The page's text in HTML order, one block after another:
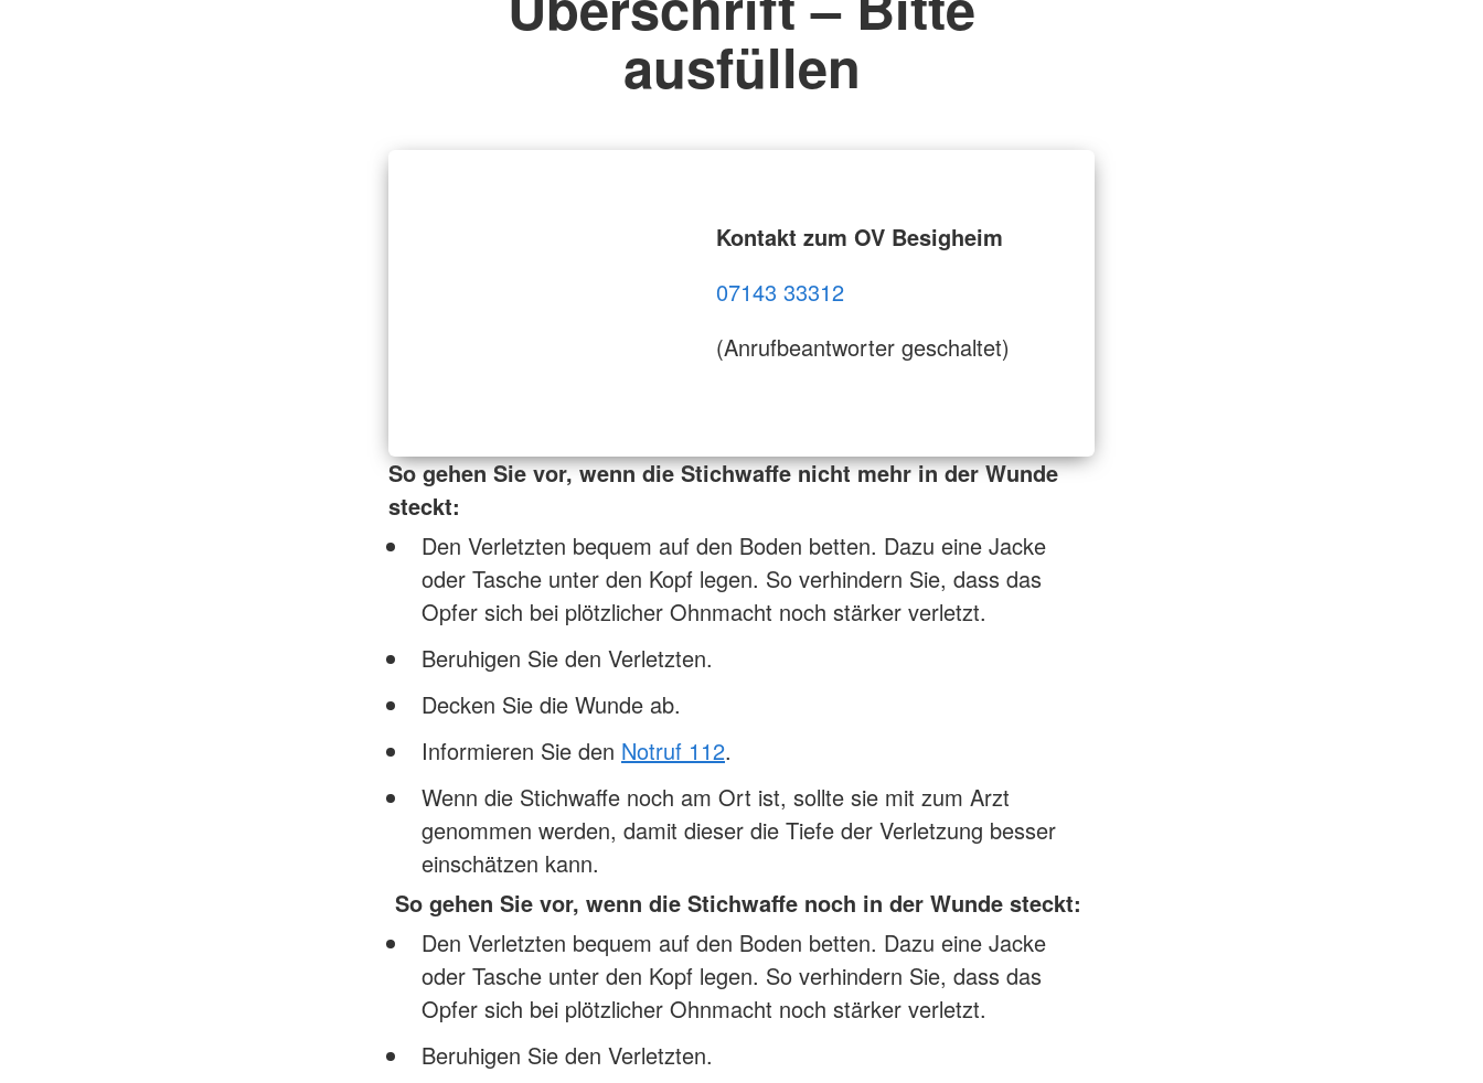
ausfüllen
Kontakt zum OV Besigheim
07143 33312
(Anrufbeantworter geschaltet)
So gehen Sie vor, wenn die Stichwaffe nicht mehr in der Wunde
steckt:
Den Verletzten bequem auf den Boden betten. Dazu eine Jacke
oder Tasche unter den Kopf legen. So verhindern Sie, dass das
Opfer sich bei plötzlicher Ohnmacht noch stärker verletzt.
Beruhigen Sie den Verletzten.
Decken Sie die Wunde ab.
Informieren Sie den Notruf 112.
Wenn die Stichwaffe noch am Ort ist, sollte sie mit zum Arzt
genommen werden, damit dieser die Tiefe der Verletzung besser
einschätzen kann.
So gehen Sie vor, wenn die Stichwaffe noch in der Wunde steckt:
Den Verletzten bequem auf den Boden betten. Dazu eine Jacke
oder Tasche unter den Kopf legen. So verhindern Sie, dass das
Opfer sich bei plötzlicher Ohnmacht noch stärker verletzt.
Beruhigen Sie den Verletzten.